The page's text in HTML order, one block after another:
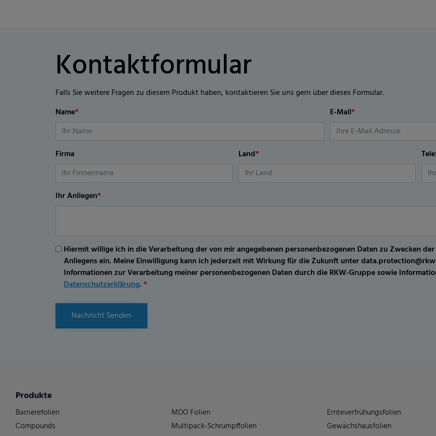
Kontaktformular
Falls Sie weitere Fragen zu diesem Produkt haben, kontaktieren Sie uns gern über dieses Formular.
Name* E-Mail*
Firma Land*
Ihr Anliegen*
Hiermit willige ich in die Verarbeitung der von mir angegebenen personenbezogenen Daten zu Zwecken
Anliegens ein. Meine Einwilligung kann ich jederzeit mit Wirkung für die Zukunft unter
Informationen zur Verarbeitung meiner personenbezogenen Daten durch die RKW-Gruppe sowie
Datenschutzerklärung.*
Nachricht Senden
Produkte
Barrierefolien
Compounds
MDO Folien
Multipack-Schrumpffolien
Ernteverfrühungsfolien
Gewächshausfolien